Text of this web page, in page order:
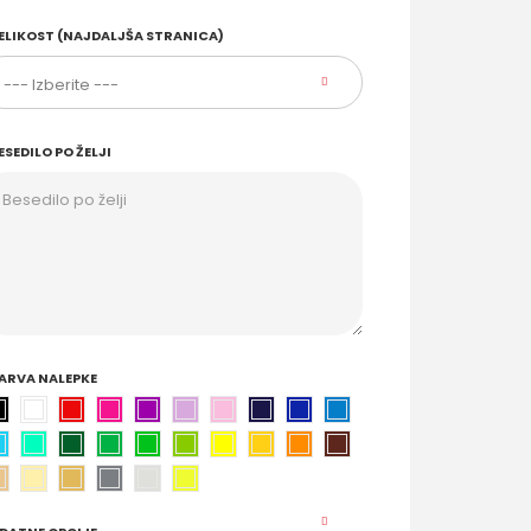
(NAJDALJŠA STRANICA)
PO ŽELJI
NALEPKE